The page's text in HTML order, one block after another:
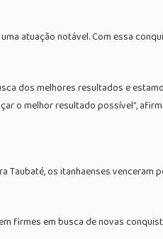
atuação notável. Com essa
dos melhores resultados e
o melhor resultado possível”,
Taubaté, os itanhaenses venceram
firmes em busca de novas